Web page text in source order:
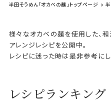
半田そうめん「オカベの麺」トップページ
様々なオカベの麺を使用した、
アレンジレシピを公開中。
レシピに迷った時は是非参考にし
レシピランキング